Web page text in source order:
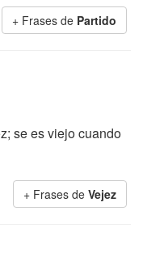
+ Frases de Partido
se es viejo cuando
+ Frases de Vejez